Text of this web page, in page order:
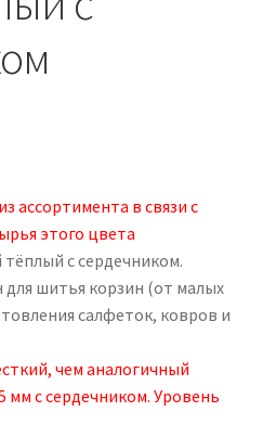
ассортимента в связи с
этого цвета
с сердечником.
шитья корзин (от малых
салфеток, ковров и
чем аналогичный
с сердечником. Уровень